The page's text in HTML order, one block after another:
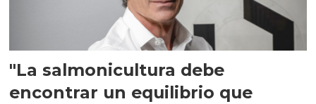
"La salmonicultura debe
encontrar un equilibrio que